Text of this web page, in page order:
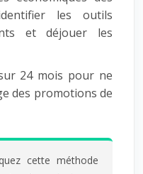
les outils
et déjouer les
24 mois pour ne
des promotions de
cette méthode